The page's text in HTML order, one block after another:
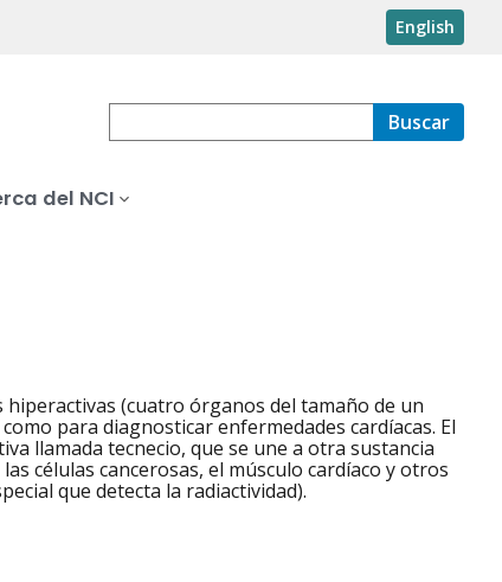
English
Buscar
del NCI
(cuatro órganos del tamaño de un
para diagnosticar enfermedades cardíacas. El
llamada tecnecio, que se une a otra sustancia
células cancerosas, el músculo cardíaco y otros
que detecta la radiactividad).